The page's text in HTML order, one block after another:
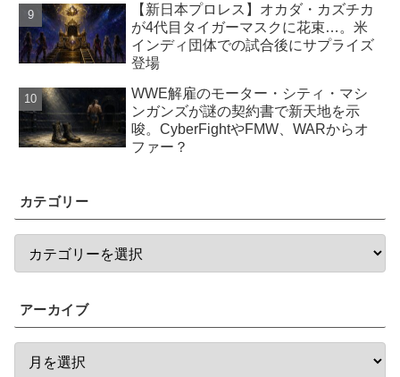
【新日本プロレス】オカダ・カズチカ
が4代目タイガーマスクに花束…。米
インディ団体での試合後にサプライズ
登場
WWE解雇のモーター・シティ・マシ
ンガンズが謎の契約書で新天地を示
唆。CyberFightやFMW、WARからオ
ファー？
カテゴリー
アーカイブ